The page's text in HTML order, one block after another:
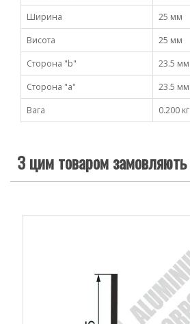
Ширина
25 мм
Висота
25 мм
Сторона "b"
23.5 мм
Сторона "а"
23.5 мм
Вага
0.200 кг
З цим товаром замовляють